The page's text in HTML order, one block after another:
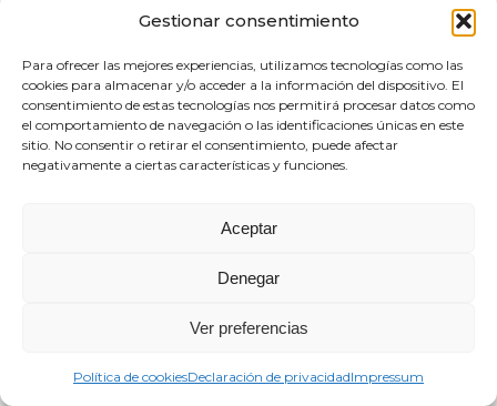
Gestionar consentimiento
Para ofrecer las mejores experiencias, utilizamos tecnologías como las
cookies para almacenar y/o acceder a la información del dispositivo. El
consentimiento de estas tecnologías nos permitirá procesar datos como
el comportamiento de navegación o las identificaciones únicas en este
sitio. No consentir o retirar el consentimiento, puede afectar
negativamente a ciertas características y funciones.
Aceptar
Denegar
Ver preferencias
Política de cookiesDeclaración de privacidadImpressum
familias numerosas en todas las CCAA
Diferencias entre Comunidades en el acceso y
renovación del título de familia numerosa.
Propuesta de mejora:
Rebaja del IVA en pañales y productos
Los pañales tributan al 21% de IVA, costando